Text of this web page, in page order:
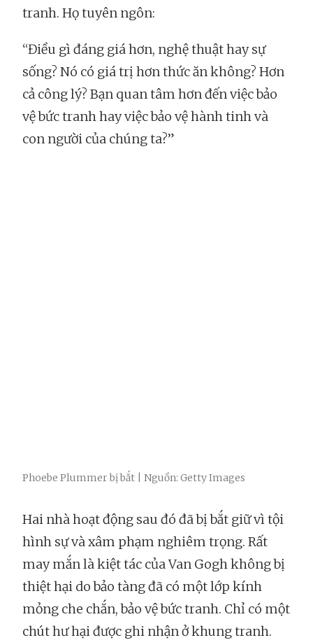
tranh. Họ tuyên ngôn:
“Điều gì đáng giá hơn, nghệ thuật hay sự
sống? Nó có giá trị hơn thức ăn không? Hơn
cả công lý? Bạn quan tâm hơn đến việc bảo
vệ bức tranh hay việc bảo vệ hành tinh và
con người của chúng ta?”
Phoebe Plummer bị bắt | Nguồn: Getty Images
Hai nhà hoạt động sau đó đã bị bắt giữ vì tội
hình sự và xâm phạm nghiêm trọng. Rất
may mắn là kiệt tác của Van Gogh không bị
thiệt hại do bảo tàng đã có một lớp kính
mỏng che chắn, bảo vệ bức tranh. Chỉ có một
chút hư hại được ghi nhận ở khung tranh.